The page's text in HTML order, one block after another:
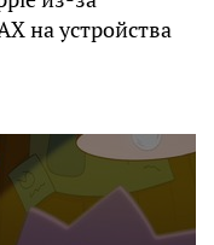
на устройства